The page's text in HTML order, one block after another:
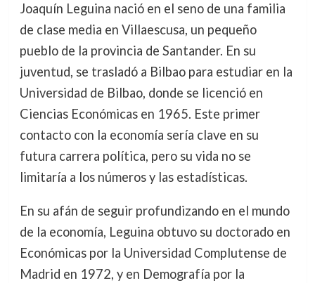
Joaquín Leguina nació en el seno de una familia
de clase media en Villaescusa, un pequeño
pueblo de la provincia de Santander. En su
juventud, se trasladó a Bilbao para estudiar en la
Universidad de Bilbao, donde se licenció en
Ciencias Económicas en 1965. Este primer
contacto con la economía sería clave en su
futura carrera política, pero su vida no se
limitaría a los números y las estadísticas.
En su afán de seguir profundizando en el mundo
de la economía, Leguina obtuvo su doctorado en
Económicas por la Universidad Complutense de
Madrid en 1972, y en Demografía por la